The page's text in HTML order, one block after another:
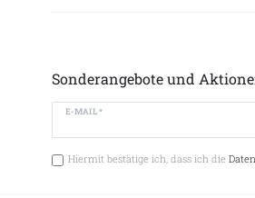
Sonderangebote und
E-MAIL *
Hiermit bestätige ich, dass ich die